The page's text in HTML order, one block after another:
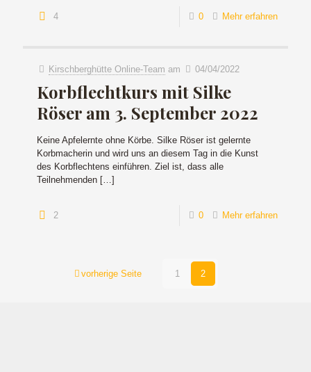
4 0 Mehr erfahren
Kirschberghütte Online-Team am 04/04/2022
Korbflechtkurs mit Silke
Röser am 3. September 2022
Keine Apfelernte ohne Körbe. Silke Röser ist gelernte
Korbmacherin und wird uns an diesem Tag in die Kunst
des Korbflechtens einführen. Ziel ist, dass alle
Teilnehmenden […]
2 0 Mehr erfahren
vorherige Seite 1 2